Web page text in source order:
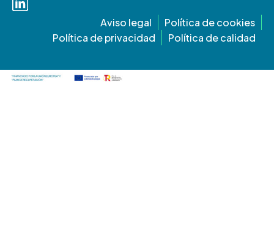
Aviso legal
Política de cookies
Política de privacidad
Política de calidad